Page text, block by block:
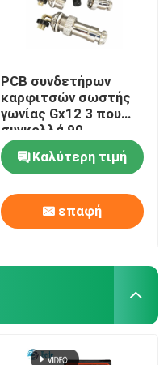
PCB συνδετήρων
καρφιτσών σωστής
γωνίας Gx12 3 που
συγκολλά 90
καρφίτσες 3A 200V
βαθμούΚαλύτερη τιμή
επαφή